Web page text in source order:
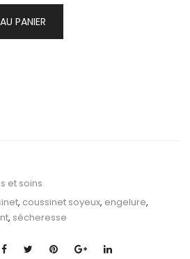
PANIER
et soins
, coussinet soyeux, engelure,
, sécheresse